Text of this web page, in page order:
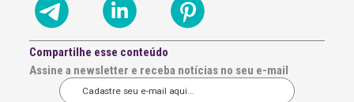
Compartilhe esse conteúdo
Assine a newsletter e receba notícias no seu e-mail